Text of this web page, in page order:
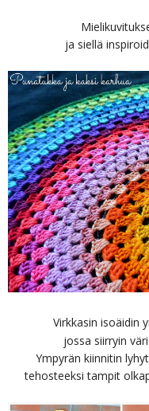
ja siellä
Virkkasin isoäidin
jossa siirryin
Ympyrän kiinnitin
tehosteeksi tampit